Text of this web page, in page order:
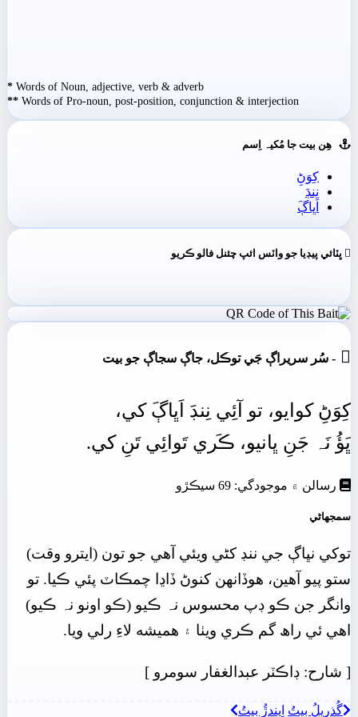
* Words of Noun, adjective, verb & adverb
** Words of Pro-noun, post-position, conjunction & interjection
ھِن بيت جا مُکيہ اِسم
کِوَڻِ
نِنڊَ
اَڀاڳَ
ڀٽائي پيڊيا جو واٽس ائپ چئنل فالو ڪريو
 - سُر سريراڳ جَي توڪل، جاڳ سجاڳ جو بيت
کِوَڻِ کوايو، تو آئِي نِنڊَ اَڀاڳَ کي،
ڀَؤُنَہ جَنِ ڀانيو، ڪَري تَوائِي تَنِ کي.
رسالن ۾ موجودگي: 69 سيڪڙو
سمجهاڻي
توکي نڀاڳ جي ننڊ کڻي ويئي آهي جو تون (ايترو وقت)
ستو پيو آهين، هوڏانھن کنوڻ ڏاڍا چمڪاٽ پئي ڪيا. تو
وانگر جن ڪو ڊپ محسوس نہ ڪيو (ڪو اونو نہ ڪيو)
اهي ئي راھ گم ڪري ويٺا ۽ هميشه لاءِ رلي ويا.
[ شارح: ڊاڪٽر عبدالغفار سومرو ]
گُذريلُ بيتُ اِيندڙُ بيتُ